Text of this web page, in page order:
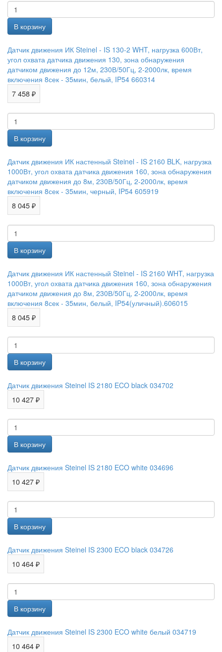
Датчик движения ИК Steinel - IS 130-2 WHT, нагрузка 600Вт,
угол охвата датчика движения 130, зона обнаружения
датчиком движения до 12м, 230В/50Гц, 2-2000лк, время
включения 8сек - 35мин, белый, IP54 660314
7 458 ₽
Датчик движения ИК настенный Steinel - IS 2160 BLK, нагрузка
1000Вт, угол охвата датчика движения 160, зона обнаружения
датчиком движения до 8м, 230В/50Гц, 2-2000лк, время
включения 8сек - 35мин, черный, IP54 605919
8 045 ₽
Датчик движения ИК настенный Steinel - IS 2160 WHT, нагрузка
1000Вт, угол охвата датчика движения 160, зона обнаружения
датчиком движения до 8м, 230В/50Гц, 2-2000лк, время
включения 8сек - 35мин, белый, IP54(уличный).606015
8 045 ₽
Датчик движения Steinel IS 2180 ECO black 034702
10 427 ₽
Датчик движения Steinel IS 2180 ECO white 034696
10 427 ₽
Датчик движения Steinel IS 2300 ECO black 034726
10 464 ₽
Датчик движения Steinel IS 2300 ECO white белый 034719
10 464 ₽